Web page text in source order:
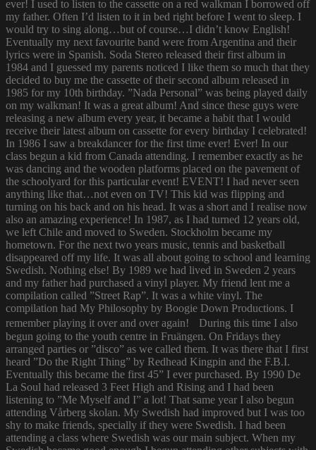
ever! I used to listen to the cassette on a red walkman I borrowed off
my father. Often I’d listen to it in bed right before I went to sleep. I
would try to sing along…but of course…I didn’t know English!
Eventually my next favourite band were from Argentina and their
lyrics were in Spanish. Soda Stereo released their first album in
1984 and I guessed my parents noticed I like them so much that they
decided to buy me the cassette of their second album released in
1985 for my 10th birthday. ”Nada Personal” was being played daily
on my walkman! It was a great album! And since these guys were
releasing a new album every year, it became a habit that I would
receive their latest album on cassette for every birthday I celebrated!
In 1986 I saw a breakdancer for the first time ever! Ever! In our
class begun a kid from Canada attending. I remember exactly as he
was dancing and the wooden platforms placed on the pavement of
the schoolyard for this particular event! EVENT! I had never seen
anything like that…not even on TV! This kid was flipping and
turning on his back and on his head. It was a short and I realise now
also an amazing experience! In 1987, as I had turned 12 years old,
we left Chile and moved to Sweden. Stockholm became my
hometown. For the next two years music, tennis and basketball
disappeared off my life. It was all about going to school and learning
Swedish. Nothing else! By 1989 we had lived in Sweden 2 years
and my father had purchased a vinyl player. My friend lent me a
compilation called ”Street Rap”. It was a white vinyl. The
compilation had My Philosophy by Boogie Down Productions. I
remember playing it over and over again! During this time I also
begun going to the youth centre in Fruängen. On Fridays they
arranged parties or ”disco” as we called them. It was there that I first
heard ”Do the Right Thing” by Redhead Kingpin and the F.B.I.
Eventually this became the first 45” I ever purchased. By 1990 De
La Soul had released 3 Feet High and Rising and I had been
listening to ”Me Myself and I” a lot! That same year I also begun
attending Vårberg skolan. My Swedish had improved but I was too
shy to make friends, specially if they were Swedish. I had been
attending a class where Swedish was our main subject. When my